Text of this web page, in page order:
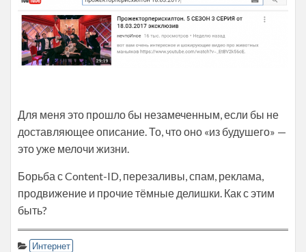
Для меня это прошло бы незамеченным, если бы не
доставляющее описание. То, что оно «из будушего» —
это уже мелочи жизни.
Борьба с Content-ID, перезаливы, спам, реклама,
продвижение и прочие тёмные делишки. Как с этим
быть?
Интернет